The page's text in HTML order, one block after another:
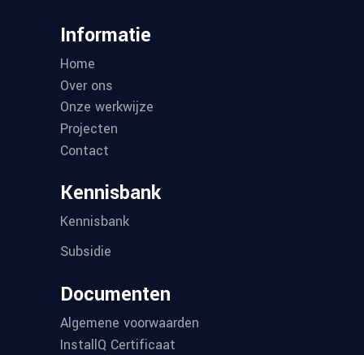
Informatie
Home
Over ons
Onze werkwijze
Projecten
Contact
Kennisbank
Kennisbank
Subsidie
Documenten
Algemene voorwaarden
InstallQ Certificaat